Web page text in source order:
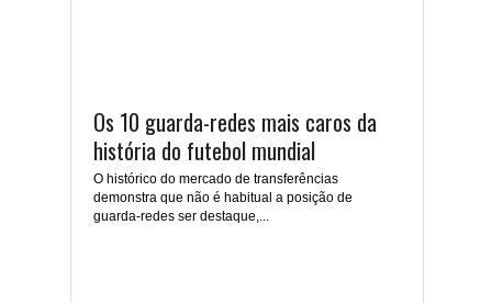
Os 10 guarda-redes mais caros da
história do futebol mundial
O histórico do mercado de transferências
demonstra que não é habitual a posição de
guarda-redes ser destaque,...